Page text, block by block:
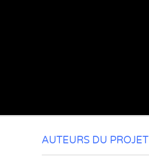
AUTEURS DU PROJET